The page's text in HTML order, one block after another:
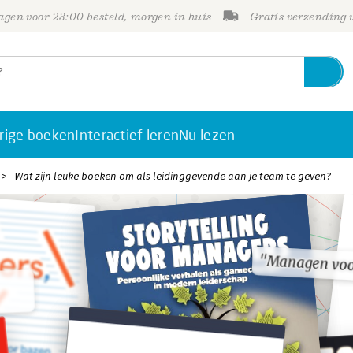
voor 23:00 besteld, morgen in huis Gratis verzending
boekenInteractief lerenNu lezen
Wat zijn leuke boeken om als leidinggevende aan je team te geven?
"Managen
"Managen